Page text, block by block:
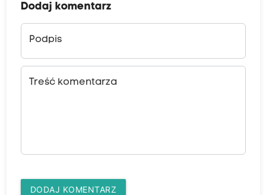
Dodaj komentarz
Podpis
Treść komentarza
DODAJ KOMENTARZ